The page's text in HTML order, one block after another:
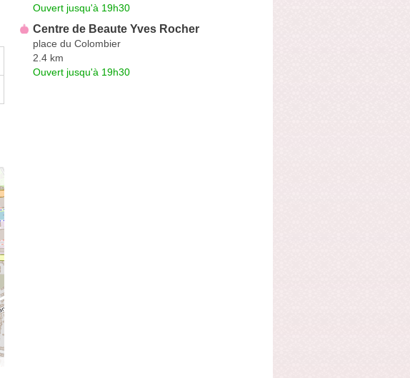
Ouvert jusqu'à 19h30
Centre de Beaute Yves Rocher
place du Colombier
2.4 km
Ouvert jusqu'à 19h30